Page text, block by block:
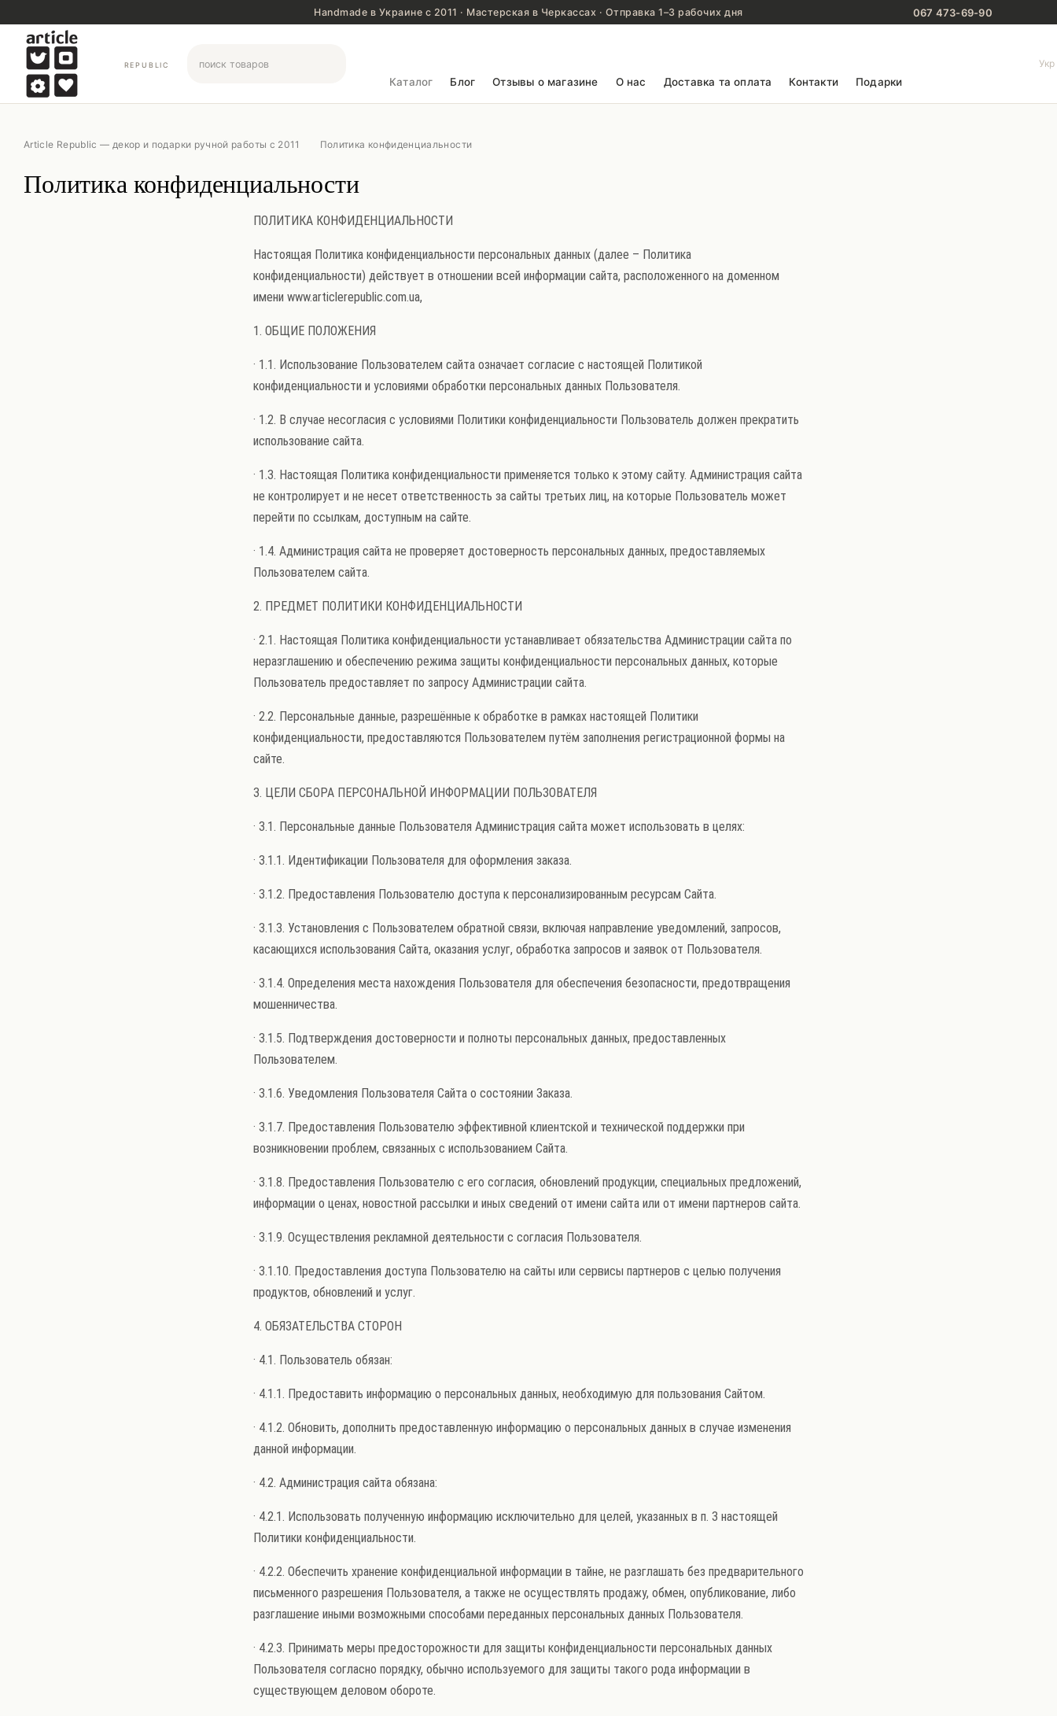
Handmade в Украине с 2011 · Мастерская в Черкассах · Отправка 1–3 рабочих дня 067 473-69-90
REPUBLIC
Каталог Блог Отзывы о магазине О нас Доставка та оплата Контакти Подарки
Укр
Article Republic — декор и подарки ручной работы с 2011 Политика конфиденциальности
Политика конфиденциальности
ПОЛИТИКА КОНФИДЕНЦИАЛЬНОСТИ
Настоящая Политика конфиденциальности персональных данных (далее – Политика
конфиденциальности) действует в отношении всей информации сайта, расположенного на доменном
имени www.articlerepublic.com.ua,
1. ОБЩИЕ ПОЛОЖЕНИЯ
· 1.1. Использование Пользователем сайта означает согласие с настоящей Политикой
конфиденциальности и условиями обработки персональных данных Пользователя.
· 1.2. В случае несогласия с условиями Политики конфиденциальности Пользователь должен прекратить
использование сайта.
· 1.3. Настоящая Политика конфиденциальности применяется только к этому сайту. Администрация сайта
не контролирует и не несет ответственность за сайты третьих лиц, на которые Пользователь может
перейти по ссылкам, доступным на сайте.
· 1.4. Администрация сайта не проверяет достоверность персональных данных, предоставляемых
Пользователем сайта.
2. ПРЕДМЕТ ПОЛИТИКИ КОНФИДЕНЦИАЛЬНОСТИ
· 2.1. Настоящая Политика конфиденциальности устанавливает обязательства Администрации сайта по
неразглашению и обеспечению режима защиты конфиденциальности персональных данных, которые
Пользователь предоставляет по запросу Администрации сайта.
· 2.2. Персональные данные, разрешённые к обработке в рамках настоящей Политики
конфиденциальности, предоставляются Пользователем путём заполнения регистрационной формы на
сайте.
3. ЦЕЛИ СБОРА ПЕРСОНАЛЬНОЙ ИНФОРМАЦИИ ПОЛЬЗОВАТЕЛЯ
· 3.1. Персональные данные Пользователя Администрация сайта может использовать в целях:
· 3.1.1. Идентификации Пользователя для оформления заказа.
· 3.1.2. Предоставления Пользователю доступа к персонализированным ресурсам Сайта.
· 3.1.3. Установления с Пользователем обратной связи, включая направление уведомлений, запросов,
касающихся использования Сайта, оказания услуг, обработка запросов и заявок от Пользователя.
· 3.1.4. Определения места нахождения Пользователя для обеспечения безопасности, предотвращения
мошенничества.
· 3.1.5. Подтверждения достоверности и полноты персональных данных, предоставленных
Пользователем.
· 3.1.6. Уведомления Пользователя Сайта о состоянии Заказа.
· 3.1.7. Предоставления Пользователю эффективной клиентской и технической поддержки при
возникновении проблем, связанных с использованием Сайта.
· 3.1.8. Предоставления Пользователю с его согласия, обновлений продукции, специальных предложений,
информации о ценах, новостной рассылки и иных сведений от имени сайта или от имени партнеров сайта.
· 3.1.9. Осуществления рекламной деятельности с согласия Пользователя.
· 3.1.10. Предоставления доступа Пользователю на сайты или сервисы партнеров с целью получения
продуктов, обновлений и услуг.
4. ОБЯЗАТЕЛЬСТВА СТОРОН
· 4.1. Пользователь обязан:
· 4.1.1. Предоставить информацию о персональных данных, необходимую для пользования Сайтом.
· 4.1.2. Обновить, дополнить предоставленную информацию о персональных данных в случае изменения
данной информации.
· 4.2. Администрация сайта обязана:
· 4.2.1. Использовать полученную информацию исключительно для целей, указанных в п. 3 настоящей
Политики конфиденциальности.
· 4.2.2. Обеспечить хранение конфиденциальной информации в тайне, не разглашать без предварительного
письменного разрешения Пользователя, а также не осуществлять продажу, обмен, опубликование, либо
разглашение иными возможными способами переданных персональных данных Пользователя.
· 4.2.3. Принимать меры предосторожности для защиты конфиденциальности персональных данных
Пользователя согласно порядку, обычно используемого для защиты такого рода информации в
существующем деловом обороте.